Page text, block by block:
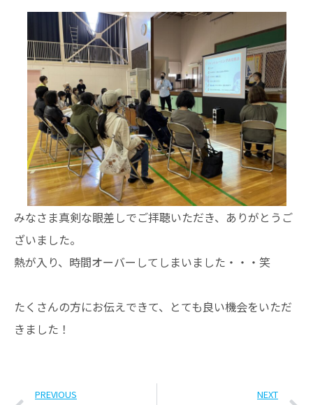
みなさま真剣な眼差しでご拝聴いただき、ありがとうご
ざいました。
熱が入り、時間オーバーしてしまいました・・・笑
たくさんの方にお伝えできて、とても良い機会をいただ
きました！
PREVIOUS NEXT